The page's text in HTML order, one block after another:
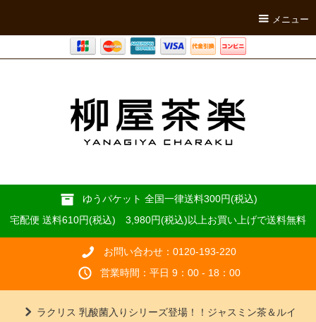
メニュー
ゆうパケット 全国一律送料300円(税込)
宅配便 送料610円(税込) 3,980円(税込)以上お買い上げで送料無料
お問い合わせ：0120-193-220
営業時間：平日 9：00 - 18：00
ラクリス 乳酸菌入りシリーズ登場！！ジャスミン茶＆ルイ